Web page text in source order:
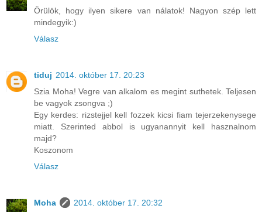
Örülök, hogy ilyen sikere van nálatok! Nagyon szép lett
mindegyik:)
Válasz
tiduj 2014. október 17. 20:23
Szia Moha! Vegre van alkalom es megint suthetek. Teljesen
be vagyok zsongva ;)
Egy kerdes: rizstejjel kell fozzek kicsi fiam tejerzekenysege
miatt. Szerinted abbol is ugyanannyit kell hasznalnom
majd?
Koszonom
Válasz
Moha
2014. október 17. 20:32